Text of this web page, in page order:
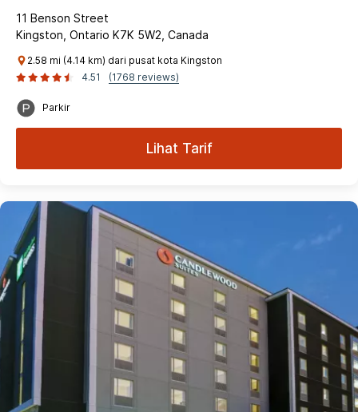
11 Benson Street
Kingston, Ontario K7K 5W2, Canada
2.58 mi (4.14 km) dari pusat kota Kingston
4.51
(1768 reviews)
Parkir
Lihat Tarif